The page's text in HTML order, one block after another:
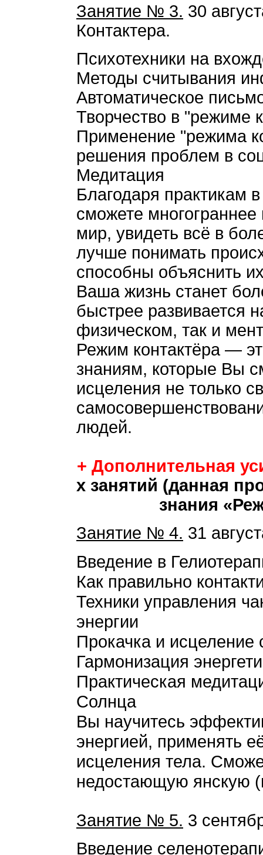
Занятие № 3. 30
Контактера.
Психотехники на
Методы считывания
Автоматическое
Творчество в "режиме
Применение "режима
решения проблем в
Медитация
Благодаря практикам
сможете
мир, увидеть всё в
лучше понимать
способны объяснить
Ваша жизнь станет
быстрее развивается
физическом, так и
Режим контактёра —
знаниям, которые Вы
исцеления не только
людей.
+ Дополнительная
х занятий (данная
знания
Занятие № 4. 31
Введение в
Как правильно
Техники управления
энергии
Прокачка и исцеление
Гармонизация
Практическая
Солнца
Вы научитесь
энергией, применять
исцеления тела.
недостающую янскую
Занятие № 5. 3
Введение